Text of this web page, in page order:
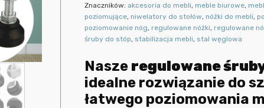
Znaczników: akcesoria do mebli, meble biurowe,
poziomujące, niwelatory do stołów, nóżki do mebli,
poziomowanie nóg, regulowane nóżki, regulowane
śruby do stóp, stabilizacja mebli, stal węglowa
Nasze regulowane
idealne rozwiązanie do
łatwego poziomowania